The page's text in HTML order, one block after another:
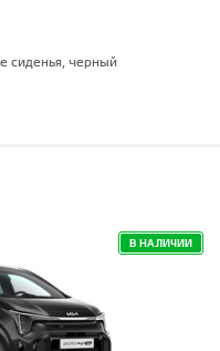
сиденья, черный
В НАЛИЧИИ